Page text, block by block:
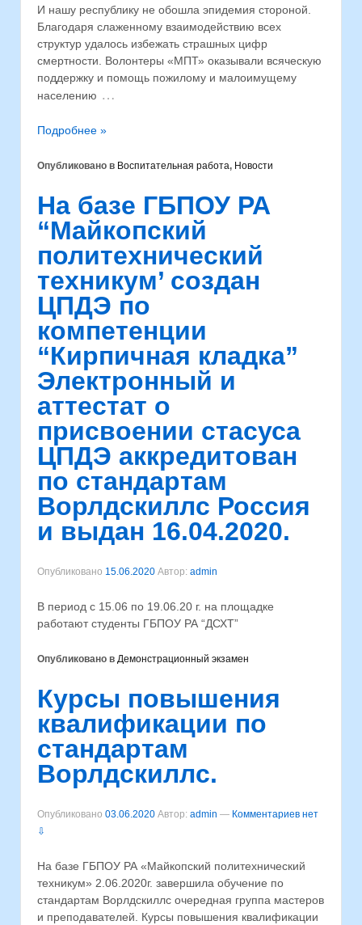
И нашу республику не обошла эпидемия стороной.
Благодаря слаженному взаимодействию всех
структур удалось избежать страшных цифр
смертности. Волонтеры «МПТ» оказывали всяческую
поддержку и помощь пожилому и малоимущему
населению …
Подробнее »
Опубликовано в Воспитательная работа, Новости
На базе ГБПОУ РА
“Майкопский
политехнический
техникум’ создан
ЦПДЭ по
компетенции
“Кирпичная кладка”
Электронный и
аттестат о
присвоении стасуса
ЦПДЭ аккредитован
по стандартам
Ворлдскиллс Россия
и выдан 16.04.2020.
Опубликовано 15.06.2020 Автор: admin
В период с 15.06 по 19.06.20 г. на площадке
работают студенты ГБПОУ РА “ДСХТ”
Опубликовано в Демонстрационный экзамен
Курсы повышения
квалификации по
стандартам
Ворлдскиллс.
Опубликовано 03.06.2020 Автор: admin — Комментариев нет
⇩
На базе ГБПОУ РА «Майкопский политехнический
техникум» 2.06.2020г. завершила обучение по
стандартам Ворлдскиллс очередная группа мастеров
и преподавателей. Курсы повышения квалификации